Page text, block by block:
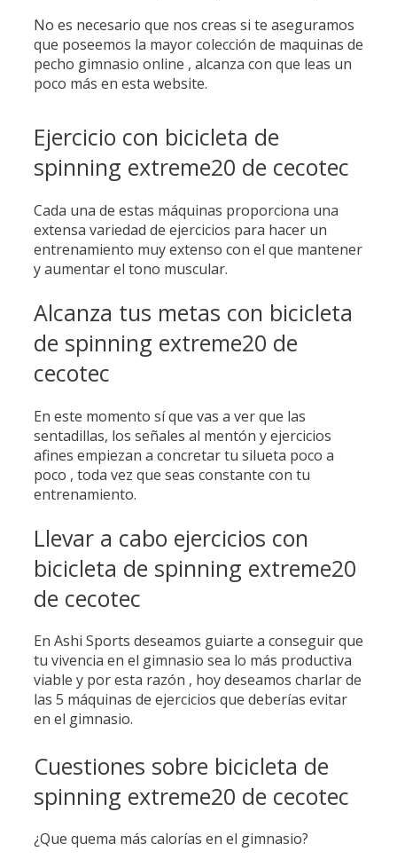
No es necesario que nos creas si te aseguramos
que poseemos la mayor colección de maquinas de
pecho gimnasio online , alcanza con que leas un
poco más en esta website.
Ejercicio con bicicleta de
spinning extreme20 de cecotec
Cada una de estas máquinas proporciona una
extensa variedad de ejercicios para hacer un
entrenamiento muy extenso con el que mantener
y aumentar el tono muscular.
Alcanza tus metas con bicicleta
de spinning extreme20 de
cecotec
En este momento sí que vas a ver que las
sentadillas, los señales al mentón y ejercicios
afines empiezan a concretar tu silueta poco a
poco , toda vez que seas constante con tu
entrenamiento.
Llevar a cabo ejercicios con
bicicleta de spinning extreme20
de cecotec
En Ashi Sports deseamos guiarte a conseguir que
tu vivencia en el gimnasio sea lo más productiva
viable y por esta razón , hoy deseamos charlar de
las 5 máquinas de ejercicios que deberías evitar
en el gimnasio.
Cuestiones sobre bicicleta de
spinning extreme20 de cecotec
¿Que quema más calorías en el gimnasio?